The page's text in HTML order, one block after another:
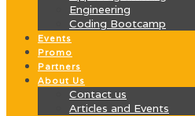
Engineering
Coding Bootcamp
Events
Promo
Partners
About Us
Contact us
Articles and Events